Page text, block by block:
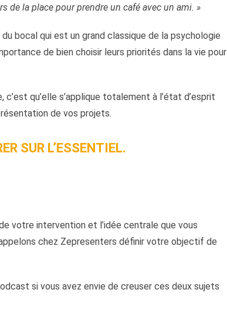
de la place pour prendre un café avec un ami. »
bocal qui est un grand classique de la psychologie
de bien choisir leurs priorités dans la vie pour
qu’elle s’applique totalement à l’état d’esprit
de vos projets.
SUR L’ESSENTIEL.
votre intervention et l’idée centrale que vous
chez Zepresenters définir votre objectif de
si vous avez envie de creuser ces deux sujets